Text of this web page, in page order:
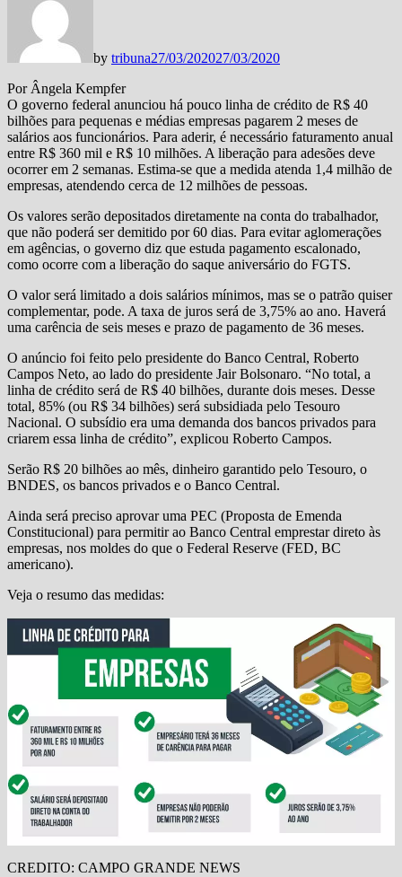
by tribuna27/03/202027/03/2020
Por Ângela Kempfer
O governo federal anunciou há pouco linha de crédito de R$ 40
bilhões para pequenas e médias empresas pagarem 2 meses de
salários aos funcionários. Para aderir, é necessário faturamento anual
entre R$ 360 mil e R$ 10 milhões. A liberação para adesões deve
ocorrer em 2 semanas. Estima-se que a medida atenda 1,4 milhão de
empresas, atendendo cerca de 12 milhões de pessoas.
Os valores serão depositados diretamente na conta do trabalhador,
que não poderá ser demitido por 60 dias. Para evitar aglomerações
em agências, o governo diz que estuda pagamento escalonado,
como ocorre com a liberação do saque aniversário do FGTS.
O valor será limitado a dois salários mínimos, mas se o patrão quiser
complementar, pode. A taxa de juros será de 3,75% ao ano. Haverá
uma carência de seis meses e prazo de pagamento de 36 meses.
O anúncio foi feito pelo presidente do Banco Central, Roberto
Campos Neto, ao lado do presidente Jair Bolsonaro. “No total, a
linha de crédito será de R$ 40 bilhões, durante dois meses. Desse
total, 85% (ou R$ 34 bilhões) será subsidiada pelo Tesouro
Nacional. O subsídio era uma demanda dos bancos privados para
criarem essa linha de crédito”, explicou Roberto Campos.
Serão R$ 20 bilhões ao mês, dinheiro garantido pelo Tesouro, o
BNDES, os bancos privados e o Banco Central.
Ainda será preciso aprovar uma PEC (Proposta de Emenda
Constitucional) para permitir ao Banco Central emprestar direto às
empresas, nos moldes do que o Federal Reserve (FED, BC
americano).
Veja o resumo das medidas:
CREDITO: CAMPO GRANDE NEWS